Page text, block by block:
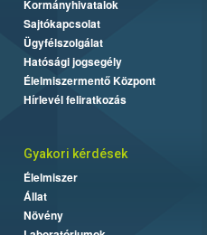
Kormányhivatalok
Sajtókapcsolat
Ügyfélszolgálat
Hatósági jogsegély
Élelmiszermentő Központ
Hírlevél feliratkozás
Gyakori kérdések
Élelmiszer
Állat
Növény